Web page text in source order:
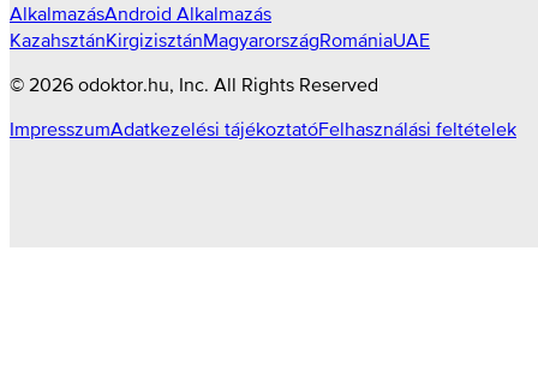
AlkalmazásAndroid Alkalmazás
KazahsztánKirgizisztánMagyarországRomániaUAE
© 2026 odoktor.hu , Inc. All Rights Reserved
ImpresszumAdatkezelési tájékoztatóFelhasználási feltételek